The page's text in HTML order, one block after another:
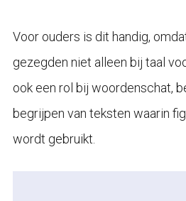
Voor ouders is dit handig,
gezegden niet alleen bij taal
ook een rol bij woordenschat,
begrijpen van teksten waarin
wordt gebruikt.